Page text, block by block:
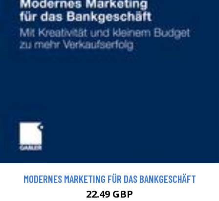
MODERNES MARKETING FÜR DAS BANKGESCHÄFT
22.49 GBP